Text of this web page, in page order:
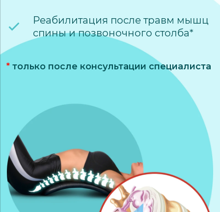
Реабилитация после травм мышц
спины и позвоночного столба*
* только после консультации специалиста